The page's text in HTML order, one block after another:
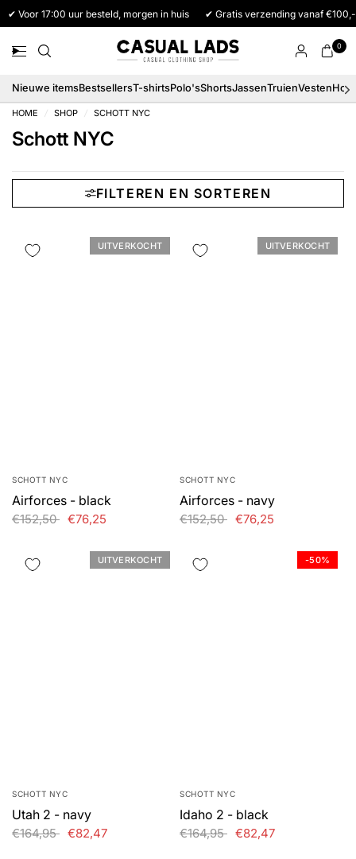
✔ Voor 17:00 uur besteld, morgen in huis ✔ Gratis verzending vanaf €100,-
0
Nieuwe itemsBestsellersT-shirtsPolo'sShortsJassenTruienVesten
HOME / SHOP / SCHOTT NYC
Schott NYC
FILTEREN EN SORTEREN
UITVERKOCHT
SCHOTT NYC
Airforces - black
€152,50 €76,25
UITVERKOCHT
SCHOTT NYC
Airforces - navy
€152,50 €76,25
UITVERKOCHT
SCHOTT NYC
Utah 2 - navy
€164,95 €82,47
-50%
SCHOTT NYC
Idaho 2 - black
€164,95 €82,47